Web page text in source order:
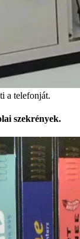
a telefonját.
szekrények.